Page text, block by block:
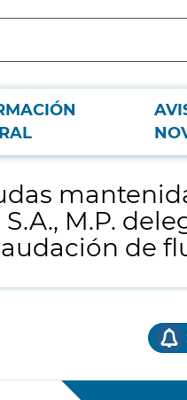
M.P. delegación Cáceres, en
M.P.
de